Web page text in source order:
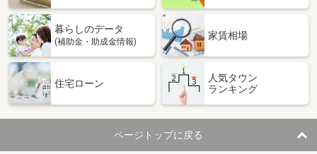
暮らしのデータ
(補助金・助成金情報)
家賃相場
住宅ローン
人気タウン
ランキング
ページトップに戻る